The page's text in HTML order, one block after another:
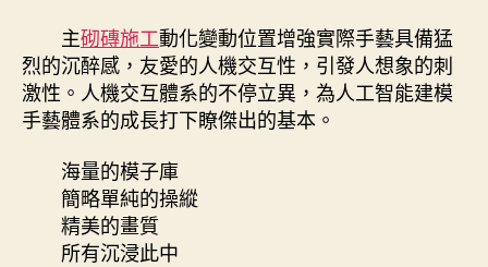
春
天
或
水
主砌磚施工動化變動位置增強實際手藝具備猛
烈的沉醉感，友愛的人機交互性，引發人想象的刺
激性。人機交互體系的不停立異，為人工智能建模
手藝體系的成長打下瞭傑出的基本。
海量的模子庫
簡略單純的操縱
精美的畫質
所有沉浸此中